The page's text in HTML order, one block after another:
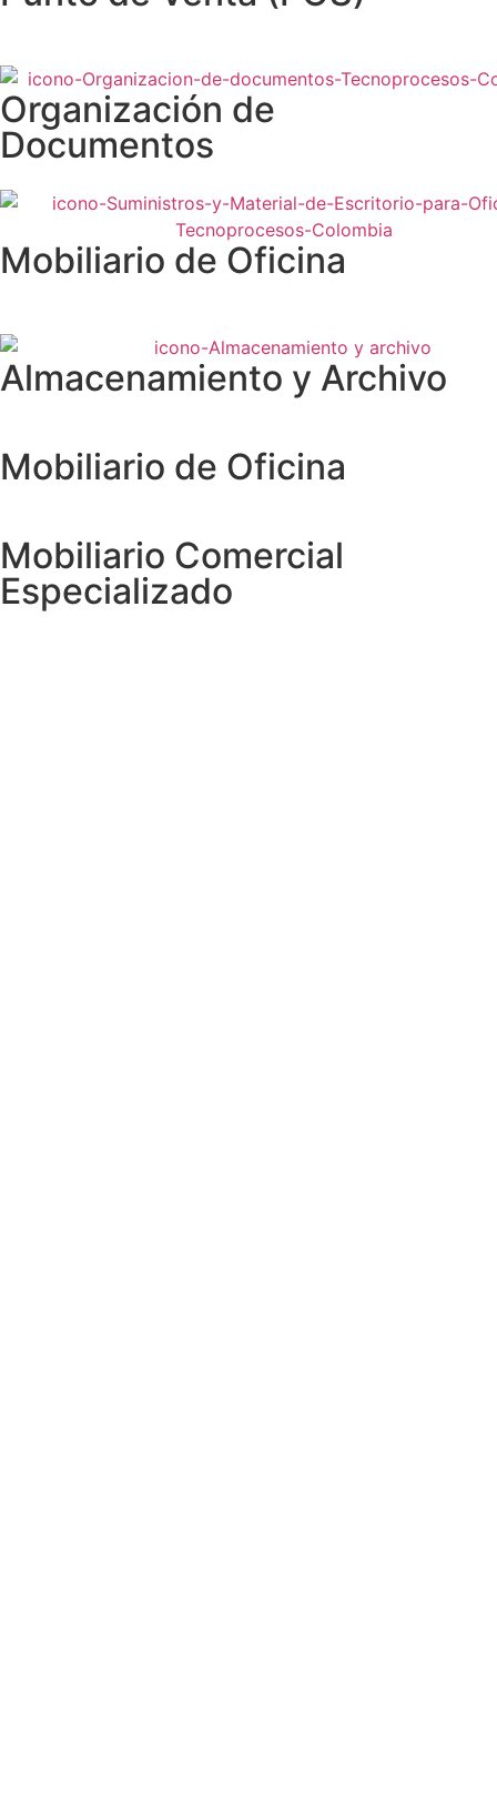
Organización de
Documentos
Mobiliario de Oficina
Almacenamiento y Archivo
Mobiliario de Oficina
Mobiliario Comercial
Especializado